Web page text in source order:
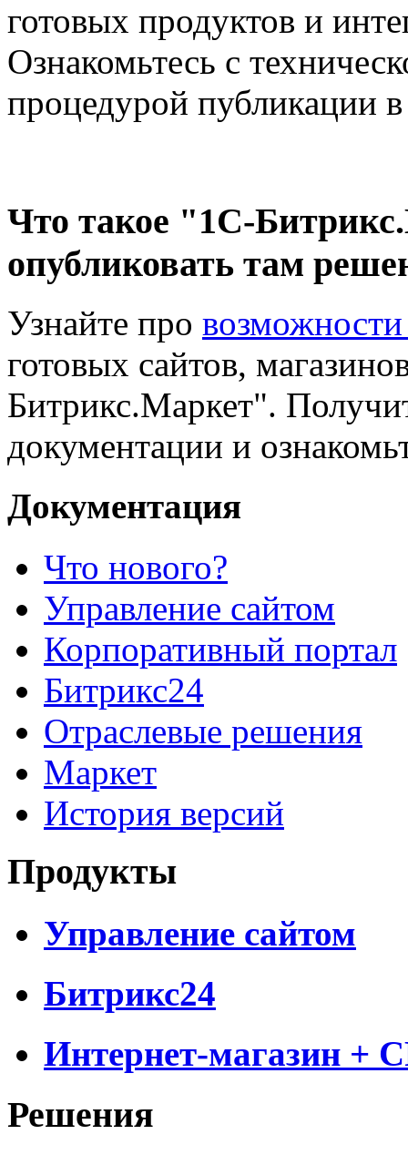
готовых продуктов и
Ознакомьтесь с
процедурой публикации
Что такое "1С-
опубликовать там
Узнайте про
готовых сайтов,
Битрикс.Маркет".
документации и
Документация
Что нового?
Управление сайтом
Корпоративный портал
Битрикс24
Отраслевые решения
Маркет
История версий
Продукты
Управление сайтом
Битрикс24
Интернет-магазин +
Решения